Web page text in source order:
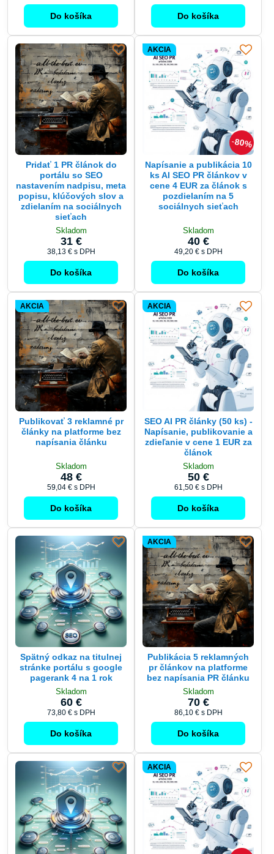
Do košíka Do košíka
Pridať 1 PR článok do
portálu so SEO
nastavením nadpisu, meta
popisu, klúčových slov a
zdielaním na sociálnych
sieťach
Skladom
31 €
38,13 € s DPH
Do košíka
80%
AKCIA
Napísanie a publikácia 10
ks AI SEO PR článkov v
cene 4 EUR za článok s
pozdielaním na 5
sociálnych sieťach
Skladom
40 €
49,20 € s DPH
Do košíka
AKCIA
Publikovať 3 reklamné pr
články na platforme bez
napísania článku
Skladom
48 €
59,04 € s DPH
Do košíka
AKCIA
SEO AI PR články (50 ks) -
Napísanie, publikovanie a
zdieľanie v cene 1 EUR za
článok
Skladom
50 €
61,50 € s DPH
Do košíka
Spätný odkaz na titulnej
stránke portálu s google
pagerank 4 na 1 rok
Skladom
60 €
73,80 € s DPH
Do košíka
AKCIA
Publikácia 5 reklamných
pr článkov na platforme
bez napísania PR článku
Skladom
70 €
86,10 € s DPH
Do košíka
AKCIA